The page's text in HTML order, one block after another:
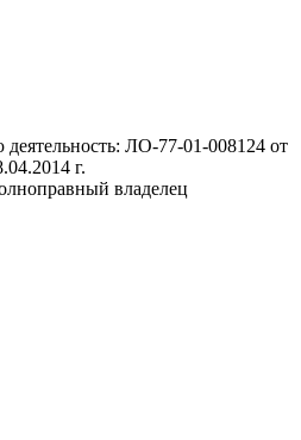
ЛО-77-01-008124 от
г.
владелец